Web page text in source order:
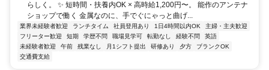
らしく。 ✨ 短時間・扶養内OK × 高時給1,200円〜。 能作のアンテナ
ショップで働く 金属なのに、手でぐにゃっと曲げ...
業界未経験者歓迎 ランチタイム 社員登用あり 1日4時間以内OK
主婦・主夫歓迎
フリーター歓迎
短期 学歴不問 職場見学可 転勤なし 経験不問
英語
未経験者歓迎
午前 残業なし 月1シフト提出 研修あり 夕方
ブランクOK
交通費支給